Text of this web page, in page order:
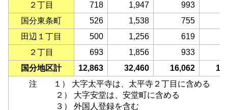
２丁目
718 1,947 993
国分東条町
526 1,538 755
田辺１丁目
500 1,256 619
２丁目
693 1,856 933
国分地区計
12,863 32,460 16,062
注 １） 大字太平寺は、太平寺２丁目に含める
２） 大字安堂は、安堂町に含める
３） 外国人登録を含む